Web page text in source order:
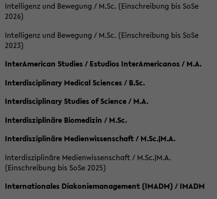
Intelligenz und Bewegung / M.Sc. (Einschreibung bis SoSe
2026)
Intelligenz und Bewegung / M.Sc. (Einschreibung bis SoSe
2023)
InterAmerican Studies / Estudios InterAmericanos / M.A.
Interdisciplinary Medical Sciences / B.Sc.
Interdisciplinary Studies of Science / M.A.
Interdisziplinäre Biomedizin / M.Sc.
Interdisziplinäre Medienwissenschaft / M.Sc.|M.A.
Interdisziplinäre Medienwissenschaft / M.Sc.|M.A.
(Einschreibung bis SoSe 2025)
Internationales Diakoniemanagement (IMADM) / IMADM